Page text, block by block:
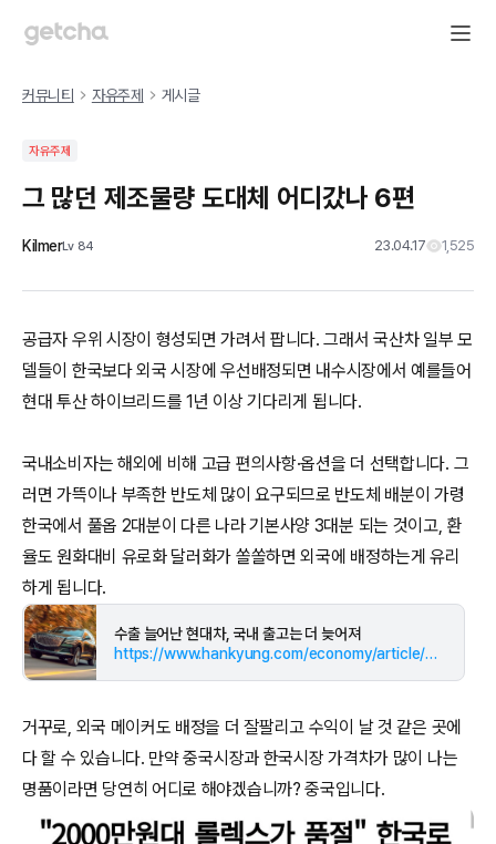
커뮤니티 자유주제 게시글
자유주제
그 많던 제조물량 도대체 어디갔나 6편
KilmerLv 84 23.04.17 1,525
공급자 우위 시장이 형성되면 가려서 팝니다. 그래서 국산차 일부 모
델들이 한국보다 외국 시장에 우선배정되면 내수시장에서 예를들어
현대 투산 하이브리드를 1년 이상 기다리게 됩니다.
국내소비자는 해외에 비해 고급 편의사항·옵션을 더 선택합니다. 그
러면 가뜩이나 부족한 반도체 많이 요구되므로 반도체 배분이 가령
한국에서 풀옵 2대분이 다른 나라 기본사양 3대분 되는 것이고, 환
율도 원화대비 유로화 달러화가 쏠쏠하면 외국에 배정하는게 유리
하게 됩니다.
수출 늘어난 현대차, 국내 출고는 더 늦어져
https://www.hankyung.com/economy/article/2022100609681
거꾸로, 외국 메이커도 배정을 더 잘팔리고 수익이 날 것 같은 곳에
다 할 수 있습니다. 만약 중국시장과 한국시장 가격차가 많이 나는
명품이라면 당연히 어디로 해야겠습니까? 중국입니다.